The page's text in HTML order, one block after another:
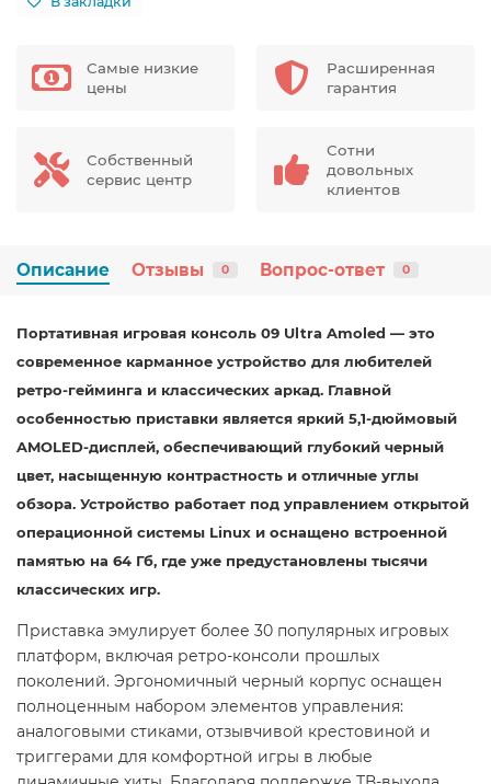
Самые низкие
цены
Расширенная
гарантия
Собственный
сервис центр
Сотни
довольных
клиентов
Описание Отзывы 0 Вопрос-ответ 0
Портативная игровая консоль 09 Ultra Amoled — это
современное карманное устройство для любителей
ретро-гейминга и классических аркад. Главной
особенностью приставки является яркий 5,1-дюймовый
AMOLED-дисплей, обеспечивающий глубокий черный
цвет, насыщенную контрастность и отличные углы
обзора. Устройство работает под управлением открытой
операционной системы Linux и оснащено встроенной
памятью на 64 Гб, где уже предустановлены тысячи
классических игр.
Приставка эмулирует более 30 популярных игровых
платформ, включая ретро-консоли прошлых
поколений. Эргономичный черный корпус оснащен
полноценным набором элементов управления:
аналоговыми стиками, отзывчивой крестовиной и
триггерами для комфортной игры в любые